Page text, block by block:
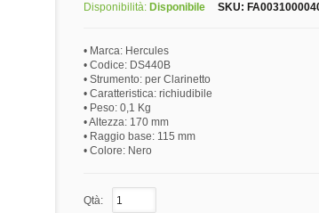
Disponibilità: Disponibile SKU:
• Marca: Hercules
• Codice: DS440B
• Strumento: per Clarinetto
• Caratteristica: richiudibile
• Peso: 0,1 Kg
• Altezza: 170 mm
• Raggio base: 115 mm
• Colore: Nero
Qtà: